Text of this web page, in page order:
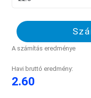
A számítás eredménye
Havi bruttó eredmény:
2.60